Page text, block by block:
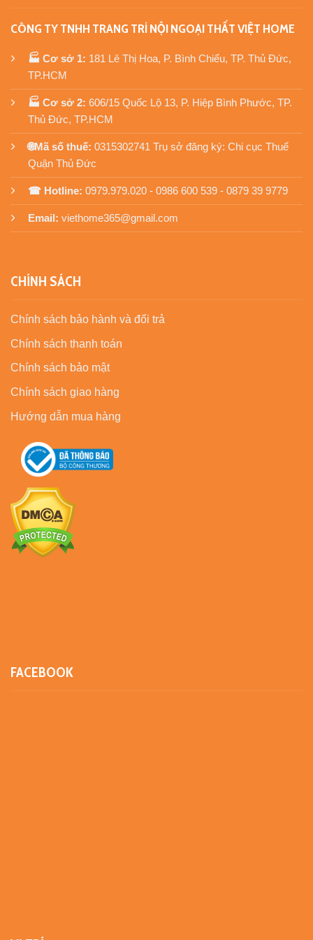
CÔNG TY TNHH TRANG TRÍ NỘI NGOẠI THẤT VIỆT HOME
🏭 Cơ sở 1: 181 Lê Thị Hoa, P. Bình Chiểu, TP. Thủ Đức,
TP.HCM
🏭 Cơ sở 2: 606/15 Quốc Lộ 13, P. Hiệp Bình Phước, TP.
Thủ Đức, TP.HCM
🌐Mã số thuế: 0315302741 Trụ sở đăng ký: Chi cục Thuế
Quận Thủ Đức
☎ Hotline: 0979.979.020 - 0986 600 539 - 0879 39 9779
Email: viethome365@gmail.com
CHÍNH SÁCH
Chính sách bảo hành và đổi trả
Chính sách thanh toán
Chính sách bảo mật
Chính sách giao hàng
Hướng dẫn mua hàng
FACEBOOK